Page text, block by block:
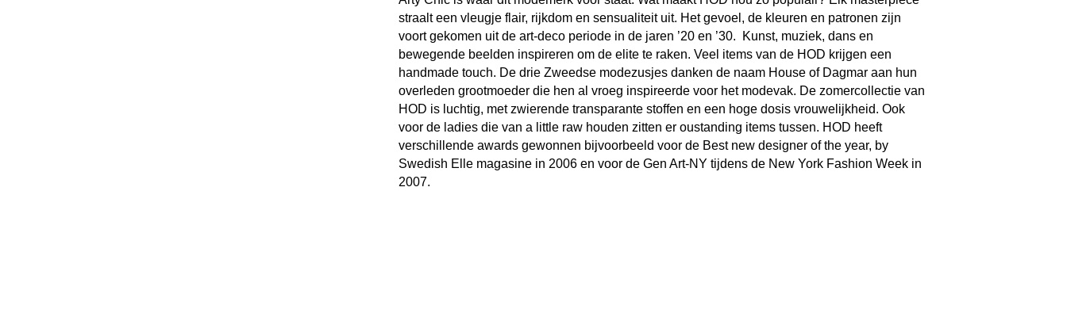
straalt een vleugje flair, rijkdom en sensualiteit uit. Het gevoel, de kleuren en patronen zijn
voort gekomen uit de art-deco periode in de jaren ’20 en ’30. Kunst, muziek, dans en
bewegende beelden inspireren om de elite te raken. Veel items van de HOD krijgen een
handmade touch. De drie Zweedse modezusjes danken de naam House of Dagmar aan hun
overleden grootmoeder die hen al vroeg inspireerde voor het modevak. De zomercollectie van
HOD is luchtig, met zwierende transparante stoffen en een hoge dosis vrouwelijkheid. Ook
voor de ladies die van a little raw houden zitten er oustanding items tussen. HOD heeft
verschillende awards gewonnen bijvoorbeeld voor de Best new designer of the year, by
Swedish Elle magasine in 2006 en voor de Gen Art-NY tijdens de New York Fashion Week in
2007.